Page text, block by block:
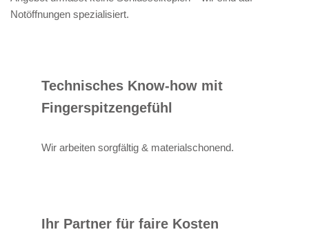
Notöffnungen spezialisiert.
Technisches Know-how mit
Fingerspitzengefühl
Wir arbeiten sorgfältig & materialschonend.
Ihr Partner für faire Kosten